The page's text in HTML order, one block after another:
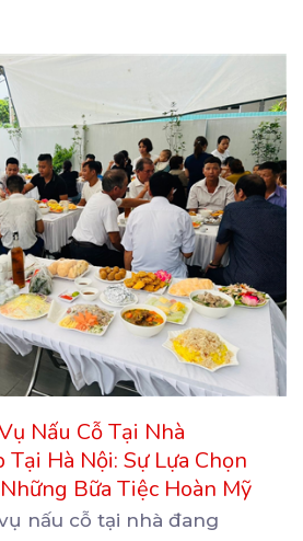
Nấu Cỗ Tại Nhà
Hà Nội: Sự Lựa Chọn
Bữa Tiệc Hoàn Mỹ
nấu cỗ tại nhà đang